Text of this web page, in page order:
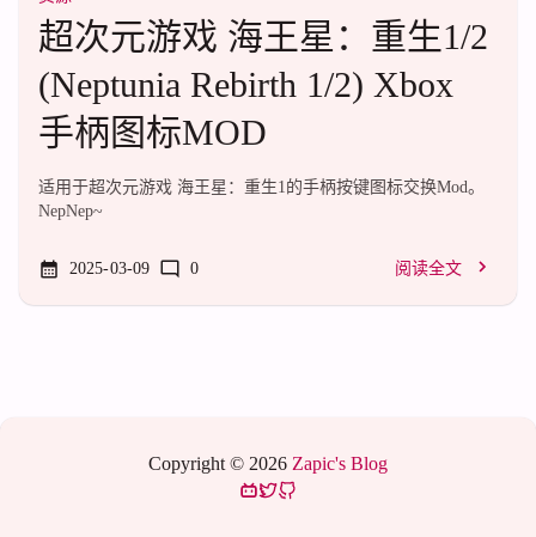
超次元游戏 海王星：重生1/2
(Neptunia Rebirth 1/2) Xbox
手柄图标MOD
适用于超次元游戏 海王星：重生1的手柄按键图标交换Mod。
NepNep~
2025-03-09 0 阅读全文
Copyright © 2026 Zapic's Blog